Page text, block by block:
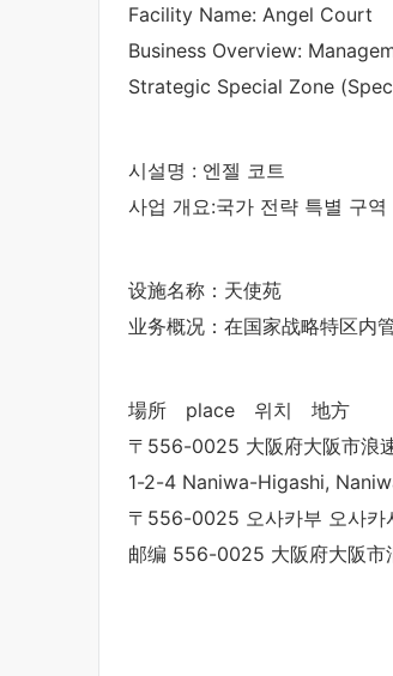
Facility Name: Angel Court
Business Overview:
Strategic Special Zone
시설명 : 엔젤 코트
사업 개요:국가 전략 특별 구
设施名称：天使苑
业务概况：在国家战略特区内
場所 place 위치 地方
〒556-0025 大阪府大阪市浪
1-2-4 Naniwa-Higashi,
〒556-0025 오사카부 오사카
邮编 556-0025 大阪府大阪市